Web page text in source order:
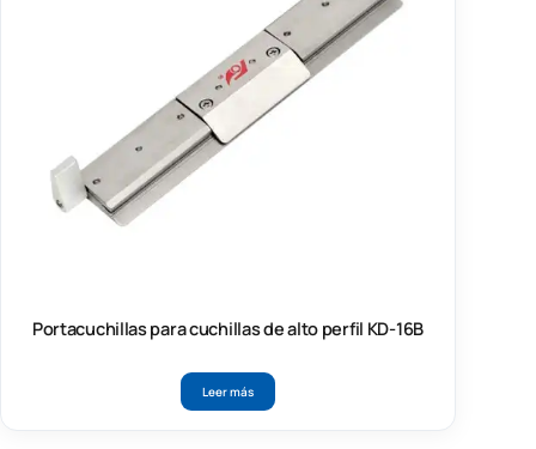
Portacuchillas para cuchillas de alto perfil KD-16B
Leer más